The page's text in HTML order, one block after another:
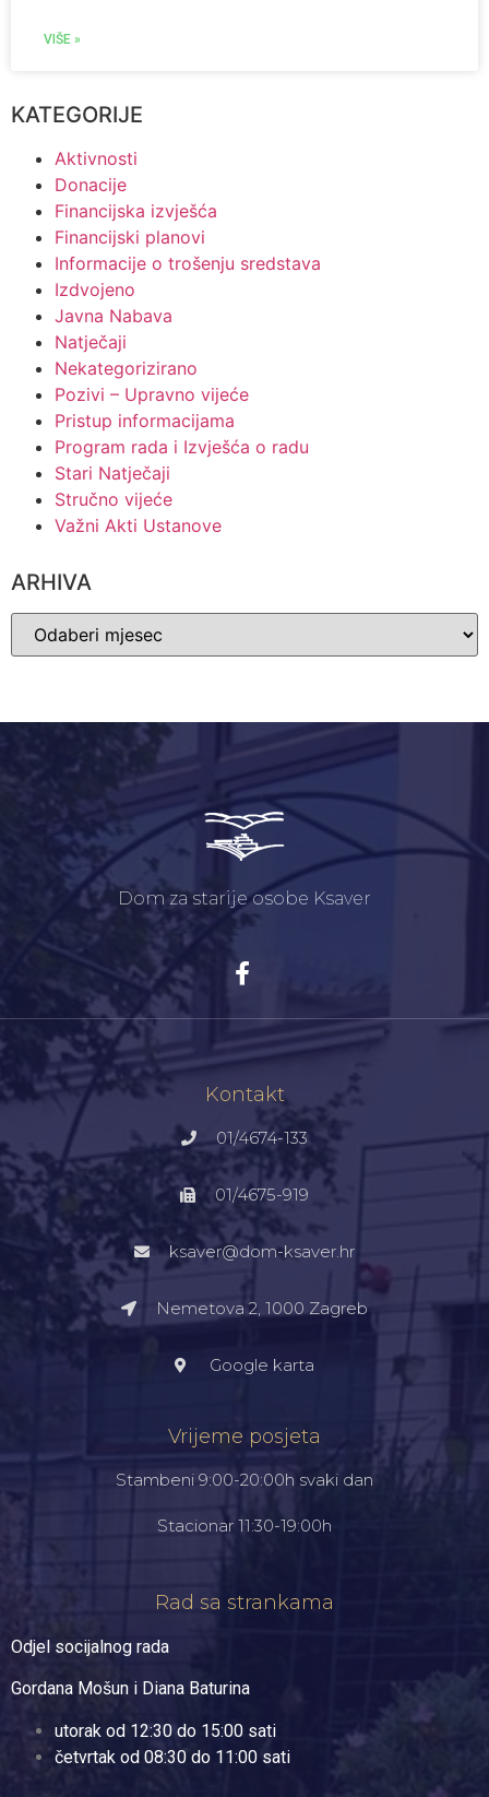
VIŠE »
KATEGORIJE
Aktivnosti
Donacije
Financijska izvješća
Financijski planovi
Informacije o trošenju sredstava
Izdvojeno
Javna Nabava
Natječaji
Nekategorizirano
Pozivi – Upravno vijeće
Pristup informacijama
Program rada i Izvješća o radu
Stari Natječaji
Stručno vijeće
Važni Akti Ustanove
ARHIVA
Dom za starije osobe Ksaver
Kontakt
01/4674-133
01/4675-919
ksaver@dom-ksaver.hr
Nemetova 2, 1000 Zagreb​
Google karta
Vrijeme posjeta
Stambeni 9:00-20:00h svaki dan
Stacionar 11:30-19:00h
Rad sa strankama
Odjel socijalnog rada
Gordana Mošun i Diana Baturina
utorak od 12:30 do 15:00 sati
četvrtak od 08:30 do 11:00 sati